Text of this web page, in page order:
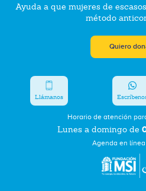
Ayuda a que mujeres de
método
Quiero
Horario de atención
Lunes a domingo de
Agenda en
Llámanos